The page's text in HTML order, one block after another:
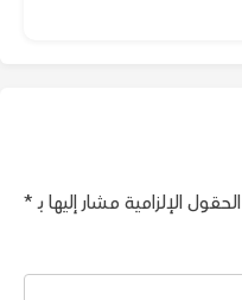
الحقول الإلزامية مشار إليها بـ*